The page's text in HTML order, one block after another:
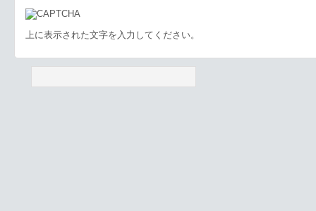
上に表示された文字を入力してください。